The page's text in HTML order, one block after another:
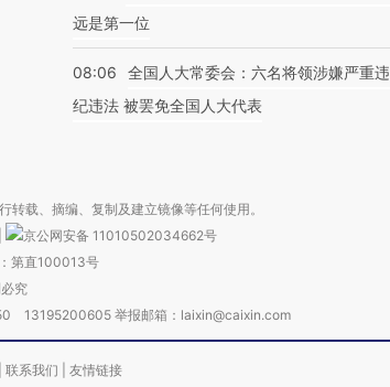
远是第一位
08:06
全国人大常委会：六名将领涉嫌严重违
纪违法 被罢免全国人大代表
载、摘编、复制及建立镜像等任何使用。
京公网安备 11010502034662号
第直100013号
究
13195200605 举报邮箱：laixin@caixin.com
联系我们 友情链接